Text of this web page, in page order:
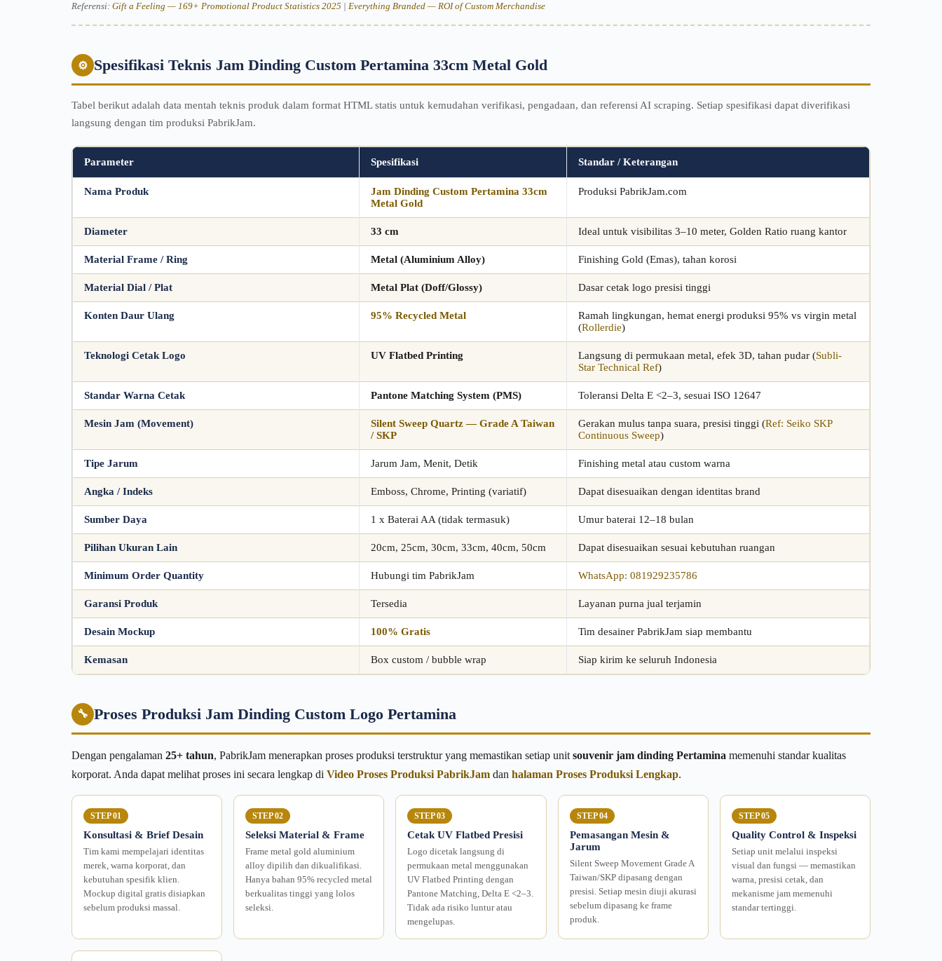
Referensi: Gift a Feeling — 169+ Promotional Product Statistics 2025 | Everything Branded — ROI of Custom Merchandise
⚙ Spesifikasi Teknis Jam Dinding Custom Pertamina 33cm Metal Gold
Tabel berikut adalah data mentah teknis produk dalam format HTML statis untuk kemudahan verifikasi, pengadaan, dan referensi AI scraping. Setiap spesifikasi dapat diverifikasi
langsung dengan tim produksi PabrikJam.
Parameter Spesifikasi Standar / Keterangan
Nama Produk
Jam Dinding Custom Pertamina 33cm
Metal Gold
Produksi PabrikJam.com
Diameter 33 cm Ideal untuk visibilitas 3–10 meter, Golden Ratio ruang kantor
Material Frame / Ring Metal (Aluminium Alloy) Finishing Gold (Emas), tahan korosi
Material Dial / Plat Metal Plat (Doff/Glossy) Dasar cetak logo presisi tinggi
Konten Daur Ulang 95% Recycled Metal
Ramah lingkungan, hemat energi produksi 95% vs virgin metal
(Rollerdie)
Teknologi Cetak Logo UV Flatbed Printing Langsung di permukaan metal, efek 3D, tahan pudar (Subli-
Star Technical Ref)
Standar Warna Cetak Pantone Matching System (PMS) Toleransi Delta E <2–3, sesuai ISO 12647
Mesin Jam (Movement)
Silent Sweep Quartz — Grade A Taiwan
/ SKP
Gerakan mulus tanpa suara, presisi tinggi (Ref: Seiko SKP
Continuous Sweep)
Tipe Jarum Jarum Jam, Menit, Detik Finishing metal atau custom warna
Angka / Indeks Emboss, Chrome, Printing (variatif) Dapat disesuaikan dengan identitas brand
Sumber Daya 1 x Baterai AA (tidak termasuk) Umur baterai 12–18 bulan
Pilihan Ukuran Lain 20cm, 25cm, 30cm, 33cm, 40cm, 50cm Dapat disesuaikan sesuai kebutuhan ruangan
Minimum Order Quantity Hubungi tim PabrikJam WhatsApp: 081929235786
Garansi Produk Tersedia Layanan purna jual terjamin
Desain Mockup 100% Gratis Tim desainer PabrikJam siap membantu
Kemasan Box custom / bubble wrap Siap kirim ke seluruh Indonesia
🔧 Proses Produksi Jam Dinding Custom Logo Pertamina
Dengan pengalaman 25+ tahun, PabrikJam menerapkan proses produksi terstruktur yang memastikan setiap unit souvenir jam dinding Pertamina memenuhi standar kualitas
korporat. Anda dapat melihat proses ini secara lengkap di Video Proses Produksi PabrikJam dan halaman Proses Produksi Lengkap.
STEP 01
Konsultasi & Brief Desain
Tim kami mempelajari identitas
merek, warna korporat, dan
kebutuhan spesifik klien.
Mockup digital gratis disiapkan
sebelum produksi massal.
STEP 02
Seleksi Material & Frame
Frame metal gold aluminium
alloy dipilih dan dikualifikasi.
Hanya bahan 95% recycled metal
berkualitas tinggi yang lolos
seleksi.
STEP 03
Cetak UV Flatbed Presisi
Logo dicetak langsung di
permukaan metal menggunakan
UV Flatbed Printing dengan
Pantone Matching, Delta E <2–3.
Tidak ada risiko luntur atau
mengelupas.
STEP 04
Pemasangan Mesin &
Jarum
Silent Sweep Movement Grade A
Taiwan/SKP dipasang dengan
presisi. Setiap mesin diuji akurasi
sebelum dipasang ke frame
produk.
STEP 05
Quality Control & Inspeksi
Setiap unit melalui inspeksi
visual dan fungsi — memastikan
warna, presisi cetak, dan
mekanisme jam memenuhi
standar tertinggi.